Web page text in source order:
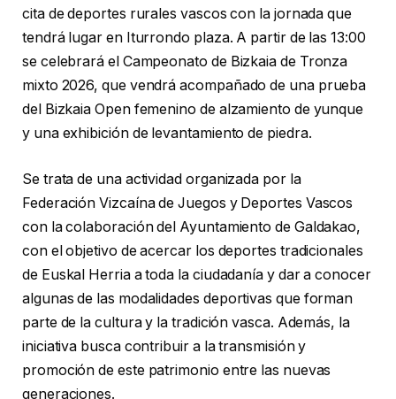
cita de deportes rurales vascos con la jornada que
tendrá lugar en Iturrondo plaza. A partir de las 13:00
se celebrará el Campeonato de Bizkaia de Tronza
mixto 2026, que vendrá acompañado de una prueba
del Bizkaia Open femenino de alzamiento de yunque
y una exhibición de levantamiento de piedra.
Se trata de una actividad organizada por la
Federación Vizcaína de Juegos y Deportes Vascos
con la colaboración del Ayuntamiento de Galdakao,
con el objetivo de acercar los deportes tradicionales
de Euskal Herria a toda la ciudadanía y dar a conocer
algunas de las modalidades deportivas que forman
parte de la cultura y la tradición vasca. Además, la
iniciativa busca contribuir a la transmisión y
promoción de este patrimonio entre las nuevas
generaciones.